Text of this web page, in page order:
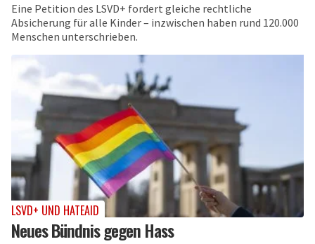
Eine Petition des LSVD+ fordert gleiche rechtliche
Absicherung für alle Kinder – inzwischen haben rund 120.000
Menschen unterschrieben.
LSVD+ UND HATEAID
Neues Bündnis gegen Hass